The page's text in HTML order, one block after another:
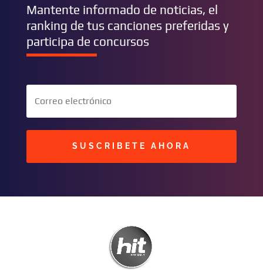
Mantente informado de noticias, el
ranking de tus canciones preferidas y
participa de concursos
SUSCRIBETE AHORA